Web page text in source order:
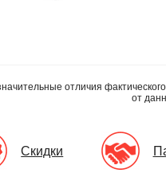
отличия
от
Скидки